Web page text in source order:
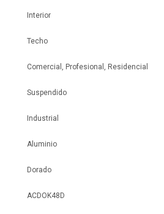
Interior
Techo
Comercial, Profesional, Residencial
Suspendido
Industrial
Aluminio
Dorado
ACDOK48D